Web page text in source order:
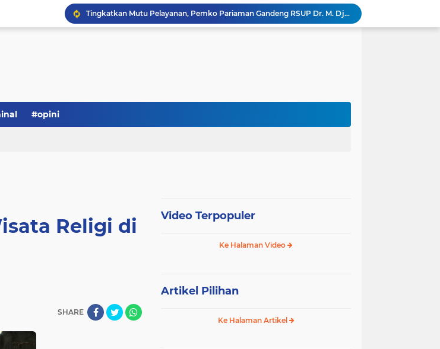
Tingkatkan Mutu Pelayanan, Pemko Pariaman Gandeng RSUP Dr. M. Djamil Padang
Serba-serbi: Tokoh Publik, Citra Publik
Pisah Sambut Kapolres, Yota Balad Tekankan Pentingnya Sinergi Jaga Kondusivitas Daerah
#opini
Religi di
SHARE
Video Terpopuler
Ke Halaman Video
Artikel Pilihan
Ke Halaman Artikel